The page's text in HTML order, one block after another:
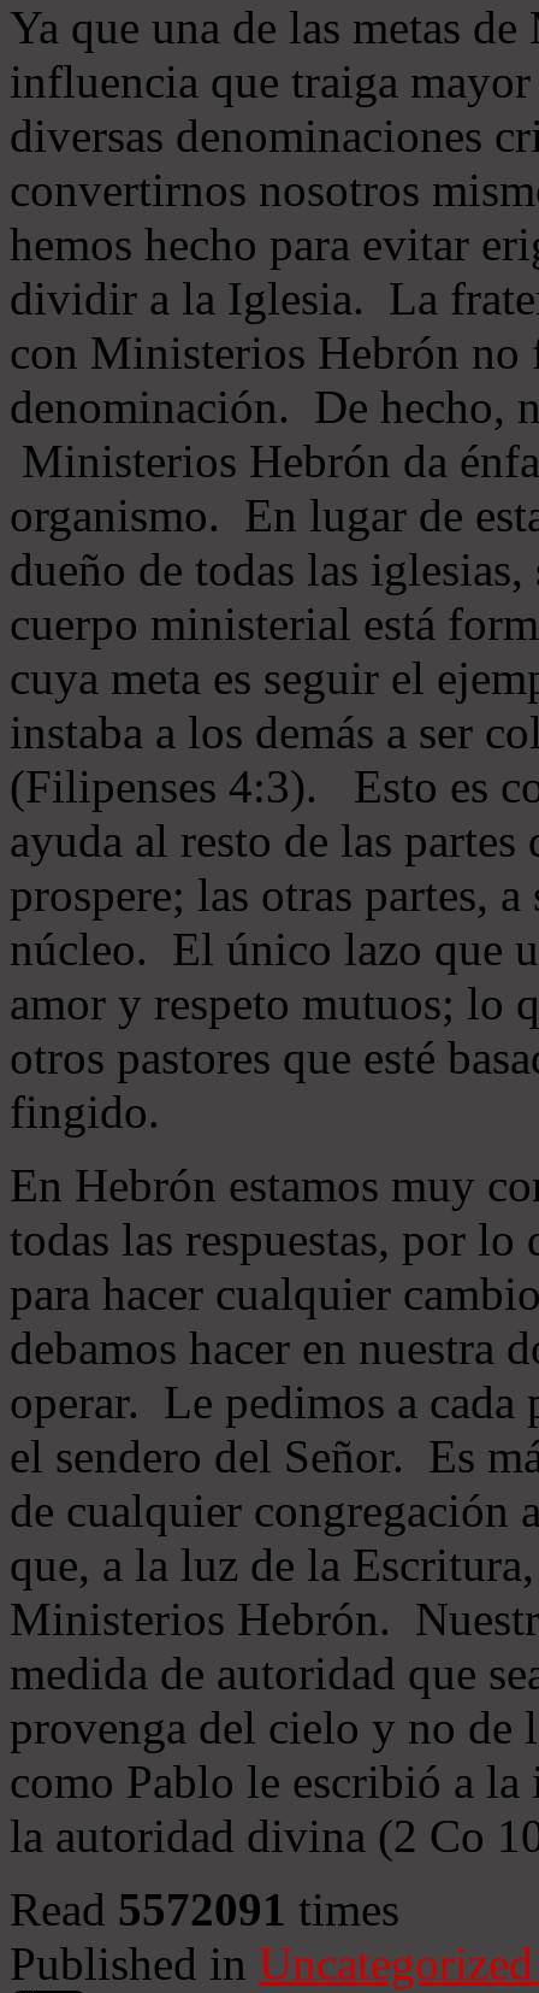
Ya que una de las metas
influencia que traiga
diversas denominaciones
convertirnos nosotros
hemos hecho para evitar
dividir a la Iglesia. La
con Ministerios Hebrón no
denominación. De hecho,
Ministerios Hebrón da
organismo. En lugar de
dueño de todas las
cuerpo ministerial está
cuya meta es seguir el
instaba a los demás a ser
(Filipenses 4:3). Esto es
ayuda al resto de las
prospere; las otras partes,
núcleo. El único lazo que
amor y respeto mutuos; lo
otros pastores que esté
fingido.
En Hebrón estamos muy
todas las respuestas, por
para hacer cualquier
debamos hacer en nuestra
operar. Le pedimos a cada
el sendero del Señor. Es
de cualquier congregación
que, a la luz de la
Ministerios Hebrón.
medida de autoridad que
provenga del cielo y no de
como Pablo le escribió a
la autoridad divina (2 Co
Read 5572091 times
Published in